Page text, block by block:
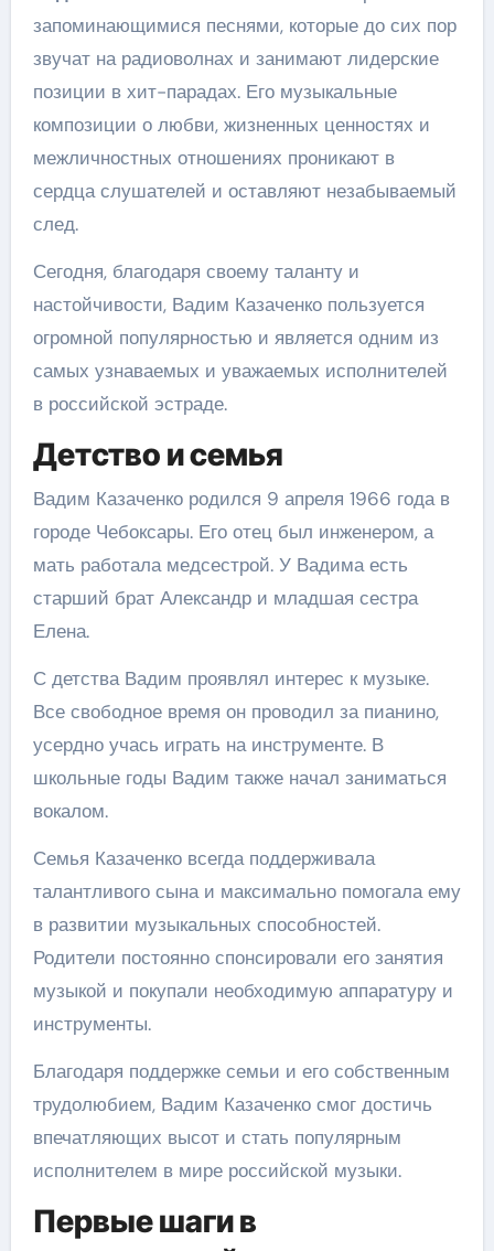
запоминающимися песнями, которые до сих пор
звучат на радиоволнах и занимают лидерские
позиции в хит-парадах. Его музыкальные
композиции о любви, жизненных ценностях и
межличностных отношениях проникают в
сердца слушателей и оставляют незабываемый
след.
Сегодня, благодаря своему таланту и
настойчивости, Вадим Казаченко пользуется
огромной популярностью и является одним из
самых узнаваемых и уважаемых исполнителей
в российской эстраде.
Детство и семья
Вадим Казаченко родился 9 апреля 1966 года в
городе Чебоксары. Его отец был инженером, а
мать работала медсестрой. У Вадима есть
старший брат Александр и младшая сестра
Елена.
С детства Вадим проявлял интерес к музыке.
Все свободное время он проводил за пианино,
усердно учась играть на инструменте. В
школьные годы Вадим также начал заниматься
вокалом.
Семья Казаченко всегда поддерживала
талантливого сына и максимально помогала ему
в развитии музыкальных способностей.
Родители постоянно спонсировали его занятия
музыкой и покупали необходимую аппаратуру и
инструменты.
Благодаря поддержке семьи и его собственным
трудолюбием, Вадим Казаченко смог достичь
впечатляющих высот и стать популярным
исполнителем в мире российской музыки.
Первые шаги в